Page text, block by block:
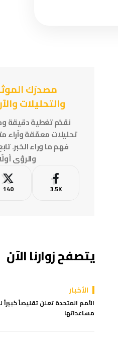
مصدرُك
والتحليلات
نقدّم تغطية دقيقة
تحليلات معمّقة وآراء
فهم ما وراء الخبر.
والرؤى
3.5K
140
يتصفح زوارنا الآن
الأخبار
الأمم المتحدة تعلن تقليصاً كبيراً
مساعداتها